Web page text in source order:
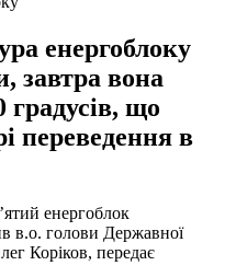
енергоблоку
завтра вона
градусів, що
переведення в
енергоблок
в.о. голови Державної
Коріков, передає